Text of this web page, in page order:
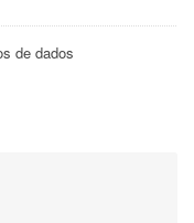
de dados